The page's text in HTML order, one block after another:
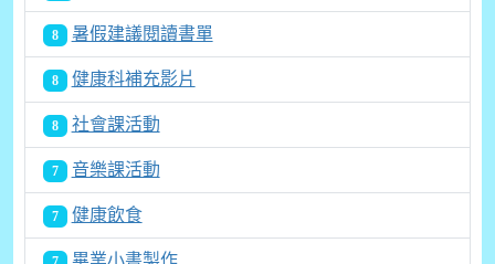
8 暑假建議閱讀書單
8 健康科補充影片
8 社會課活動
7 音樂課活動
7 健康飲食